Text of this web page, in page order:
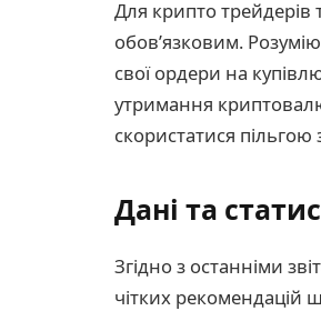
Для крипто трейдерів
обов’язковим.
свої ордери на
утримання
скористатися пільгою
Дані та
Згідно з останніми
чітких рекомендацій